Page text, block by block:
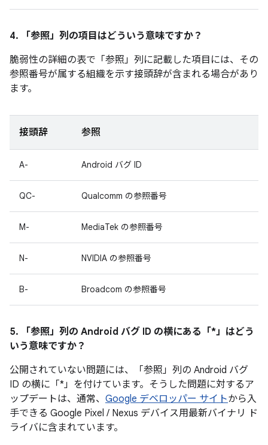
4. 「参照」 列の項目はどういう意味ですか？
脆弱性の詳細の表で「参照」列に記載した項目には、その
参照番号が属する組織を示す接頭辞が含まれる場合があり
ます。
接頭辞 参照
A- Android バグ ID
QC- Qualcomm の参照番号
M- MediaTek の参照番号
N- NVIDIA の参照番号
B- Broadcom の参照番号
5. 「参照」 列の Android バグ ID の横にある「*」はどう
いう意味ですか？
公開されていない問題には、「参照」列の Android バグ
ID の横に「*」を付けています。そうした問題に対するア
ップデートは、通常、 Google デベロッパー サイトから入
手できる Google Pixel / Nexus デバイス用最新バイナリ ド
ライバに含まれています。